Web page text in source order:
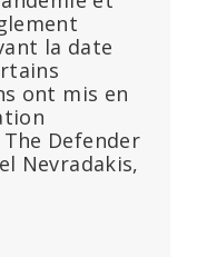
la date
ont mis en
Defender
Nevradakis,